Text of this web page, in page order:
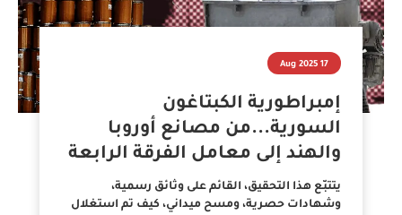
17 Aug 2025
إمبراطورية الكبتاغون
السورية...من مصانع أوروبا
والهند إلى معامل الفرقة الرابعة
يتتبّع هذا التحقيق، القائم على وثائق رسمية،
وشهادات حصرية، ومسح ميداني، كيف تم استغلال